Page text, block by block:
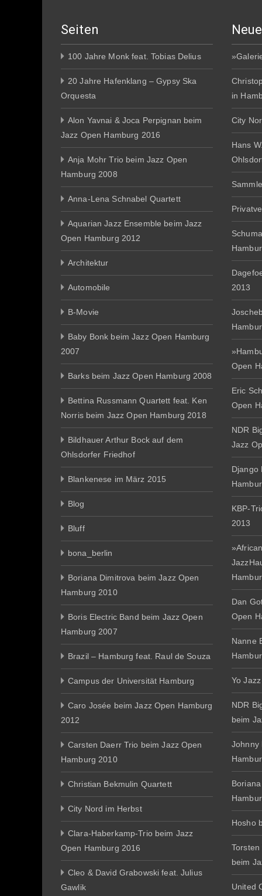
Seiten
100 Jahre Monk feat. Tobias Delius
20 Jahre Hafenklang – Gypsy Ska
Orquesta
Alon Yavnai & Joca Perpignan beim
Jazz Open Hamburg 2016
Anja Mohr Trio beim Jazz Open
Hamburg 2008
Anna-Lena Schnabel Quartett
Aquarian Jazz Ensemble beim Jazz
Open Hamburg 2012
Architektur
Automobile
B-Movie
Baby Bonk beim Jazz Open Hamburg
2007
Barks beim Jazz Open Hamburg 2008
Bettina Russmann Quartett feat. Ken
Norris beim Jazz Open Hamburg 2018
Bildhauer Arthur Bock auf dem
Ohlsdorfer Friedhof
Blankenese im März 2015
Blog
Bluff
bona_berlin
Boriana Dimitrova beim Jazz Open
Hamburg 2010
Boris Electric Band beim Jazz Open
Hamburg 2007
Brazil – Hamburg feat. Raul de Souza
Campus der Universität Hamburg
Caro Josée beim Jazz Open Hamburg
2012
Carsten Daerr Trio beim Jazz Open
Hamburg 2010
Christian Bekmulin Quartett
City Nord im Herbst
Clara-Haberkamp-Trio beim Jazz
Open Hamburg 2016
Cleo & David Grabowski feat. Julius
Gawlik
in
City
Hans
2013
Open
Eric
Open
NDR
Jazz
Django
KBP-
2013
Dan
Open
Nanne
Yo
NDR
beim
Johnny
Hosho
Torsten
beim
United